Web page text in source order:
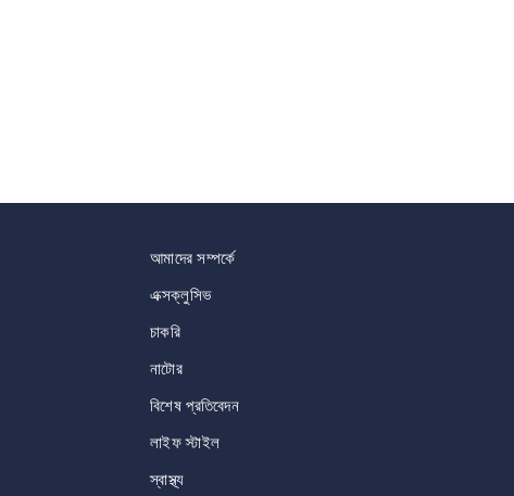
আমাদের সম্পর্কে
এক্সক্লুসিভ
চাকরি
নাটোর
বিশেষ প্রতিবেদন
লাইফ স্টাইল
স্বাস্থ্য